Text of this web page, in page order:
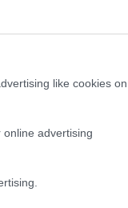
like cookies on
advertising
έφυγε.
ένας
στο χώρο
με μεγάλη
με
τραύματα.